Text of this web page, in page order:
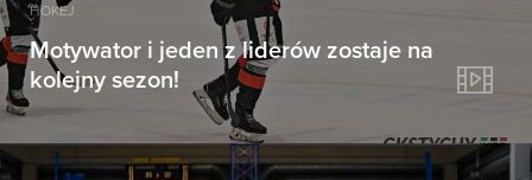
HOKEJ
Motywator i jeden z liderów zostaje na
kolejny sezon!